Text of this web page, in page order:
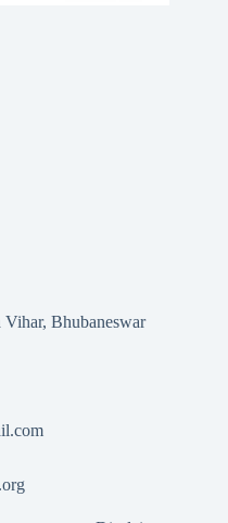
Vihar, Bhubaneswar